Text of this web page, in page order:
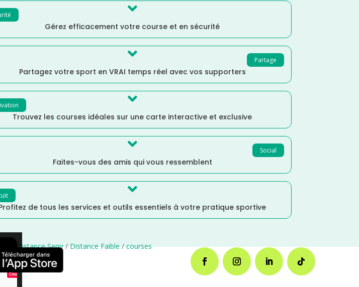

Gérez efficacement votre course et en sécurité
Partage

Partagez votre sport en VRAI temps réel avec vos supporters

Trouvez les courses idéales sur une carte interactive et exclusive
Social

Faites-vous des amis qui vous ressemblent

de tous les services et outils essentiels à votre pratique sportive
Distance Semi/Distance Faible/courses